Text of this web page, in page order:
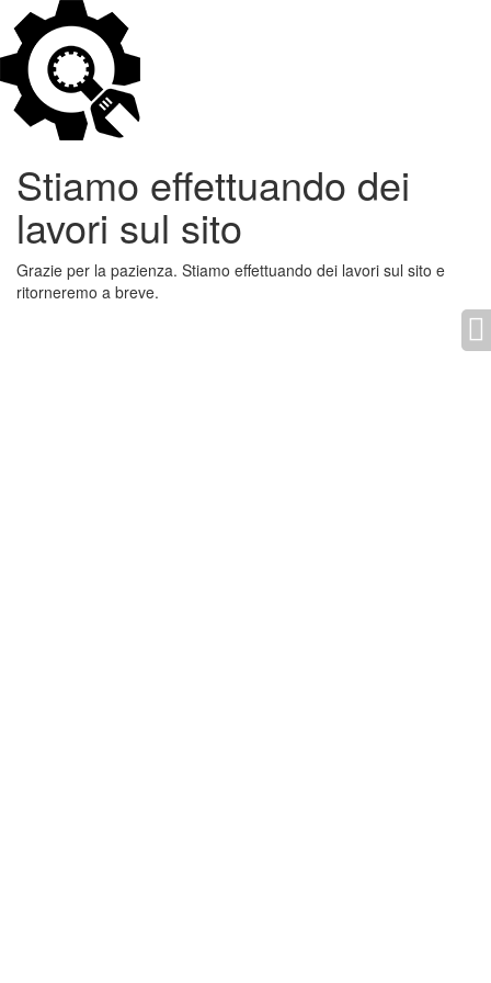
Stiamo effettuando dei
lavori sul sito
Grazie per la pazienza. Stiamo effettuando dei lavori sul sito e
ritorneremo a breve.